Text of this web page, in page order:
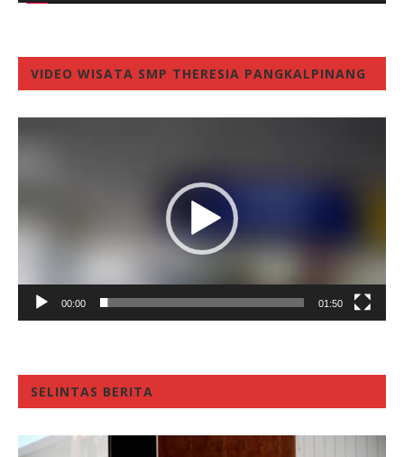
VIDEO WISATA SMP THERESIA PANGKALPINANG
00:00 01:50
SELINTAS BERITA